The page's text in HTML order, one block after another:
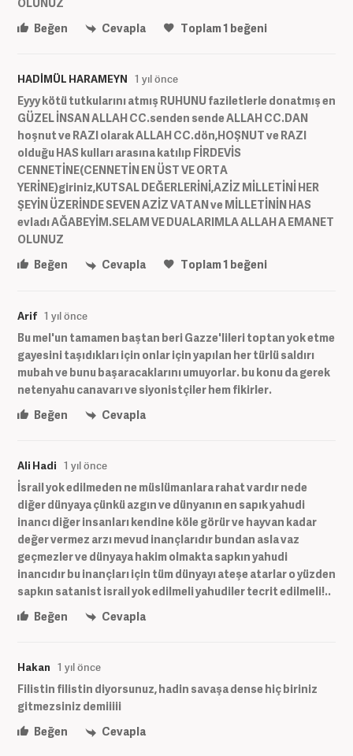
Beğen
Cevapla Toplam1 beğeni
HADİMÜL HARAMEYN 1 yıl önce
Eyyy kötü tutkularını atmış RUHUNU faziletlerle donatmış en
GÜZEL İNSAN ALLAH CC.senden sende ALLAH CC.DAN
hoşnut ve RAZI olarak ALLAH CC.dön,HOŞNUT ve RAZI
olduğu HAS kulları arasına katılıp FİRDEVİS
CENNETİNE(CENNETİN EN ÜST VE ORTA
YERİNE)giriniz,KUTSAL DEĞERLERİNİ,AZİZ MİLLETİNİ HER
ŞEYİN ÜZERİNDE SEVEN AZİZ VATAN ve MİLLETİNİN HAS
evladı AĞABEYİM.SELAM VE DUALARIMLA ALLAH A EMANET
OLUNUZ
Beğen
Cevapla Toplam1 beğeni
Arif 1 yıl önce
Bu mel'un tamamen baştan beri Gazze'lileri toptan yok etme
gayesini taşıdıkları için onlar için yapılan her türlü saldırı
mubah ve bunu başaracaklarını umuyorlar. bu konu da gerek
netenyahu canavarı ve siyonistçiler hem fikirler.
Beğen
Cevapla
Ali Hadi 1 yıl önce
İsrail yok edilmeden ne müslümanlara rahat vardır nede
diğer dünyaya çünkü azgın ve dünyanın en sapık yahudi
inancı diğer insanları kendine köle görür ve hayvan kadar
değer vermez arzı mevud inançlarıdır bundan asla vaz
geçmezler ve dünyaya hakim olmakta sapkın yahudi
inancıdır bu inançları için tüm dünyayı ateşe atarlar o yüzden
sapkın satanist israil yok edilmeli yahudiler tecrit edilmeli!..
Beğen
Cevapla
Hakan 1 yıl önce
Filistin filistin diyorsunuz, hadin savaşa dense hiç biriniz
gitmezsiniz demiiiii
Beğen
Cevapla